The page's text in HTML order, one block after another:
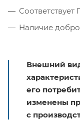
Соответствует
Наличие
Внешний
его
изменены
с